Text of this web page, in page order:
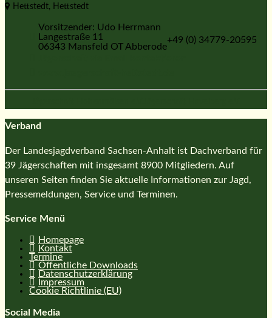
Hettstedt, Hettstedt
Vorsitzender: Udo Herrmann
Langestraße 11
06343 Mansfeld OT Abberode
+49 (0) 34779-20595
Verband
Der Landesjagdverband Sachsen-Anhalt ist Dachverband für
39 Jägerschaften mit insgesamt 8900 Mitgliedern. Auf
unseren Seiten finden Sie aktuelle Informationen zur Jagd,
Pressemeldungen, Service und Terminen.
Service Menü
Homepage
Kontakt
Termine
Öffentliche Downloads
Datenschutzerklärung
Impressum
Cookie Richtlinie (EU)
Social Media